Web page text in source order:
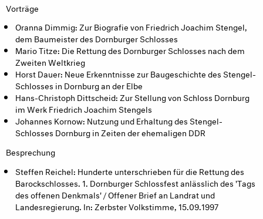
Vorträge
Oranna Dimmig: Zur Biografie von Friedrich Joachim Stengel,
dem Baumeister des Dornburger Schlosses
Mario Titze: Die Rettung des Dornburger Schlosses nach dem
Zweiten Weltkrieg
Horst Dauer: Neue Erkenntnisse zur Baugeschichte des Stengel-
Schlosses in Dornburg an der Elbe
Hans-Christoph Dittscheid: Zur Stellung von Schloss Dornburg
im Werk Friedrich Joachim Stengels
Johannes Kornow: Nutzung und Erhaltung des Stengel-
Schlosses Dornburg in Zeiten der ehemaligen DDR
Besprechung
Steffen Reichel: Hunderte unterschrieben für die Rettung des
Barockschlosses. 1. Dornburger Schlossfest anlässlich des 'Tags
des offenen Denkmals' / Offener Brief an Landrat und
Landesregierung. In: Zerbster Volkstimme, 15.09.1997